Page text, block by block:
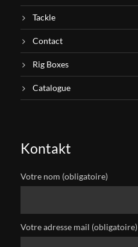
Tackle
Contact
Rig Boxes
Catalogue
Kontakt
Votre nom (obligatoire)
Votre adresse mail (obligatoire)